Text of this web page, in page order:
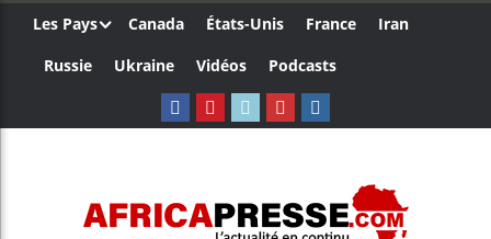
Les Pays Canada États-Unis France
Iran
Russie
Ukraine Vidéos Podcasts